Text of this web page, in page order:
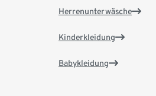
Herrenunterwäsche
Kinderkleidung
Babykleidung